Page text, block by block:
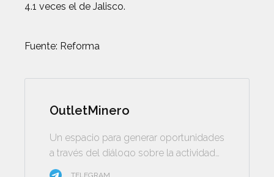
4.1 veces el de Jalisco.
Fuente: Reforma
OutletMinero
Un espacio para generar oportunidades
a través del diálogo sobre la actividad
minera
TELEGRAM